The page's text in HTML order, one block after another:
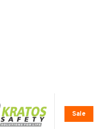
Sale